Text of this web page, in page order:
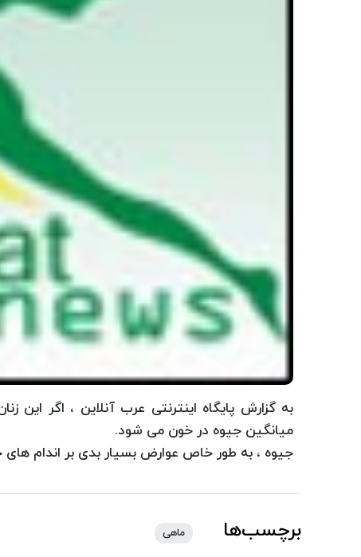
به گزارش پایگاه اینترنتی عرب آنلاین ، اگر
میانگین جیوه در خون می شود.
جیوه ، به طور خاص عوارض بسیار بدی بر اندام
برچسب‌ها ماهی